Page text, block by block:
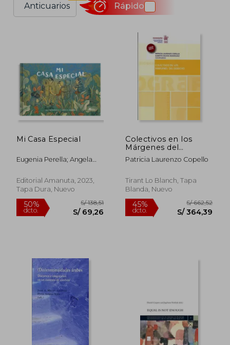
Anticuarios Rápido
Mi Casa Especial
Eugenia Perella; Angela
Editorial Amanuta, 2023,
Tapa Dura, Nuevo
50%
dcto.
Colectivos en los
Márgenes del
Derecho
Patricia Laurenzo Copello
Tirant Lo Blanch, Tapa
Blanda, Nuevo